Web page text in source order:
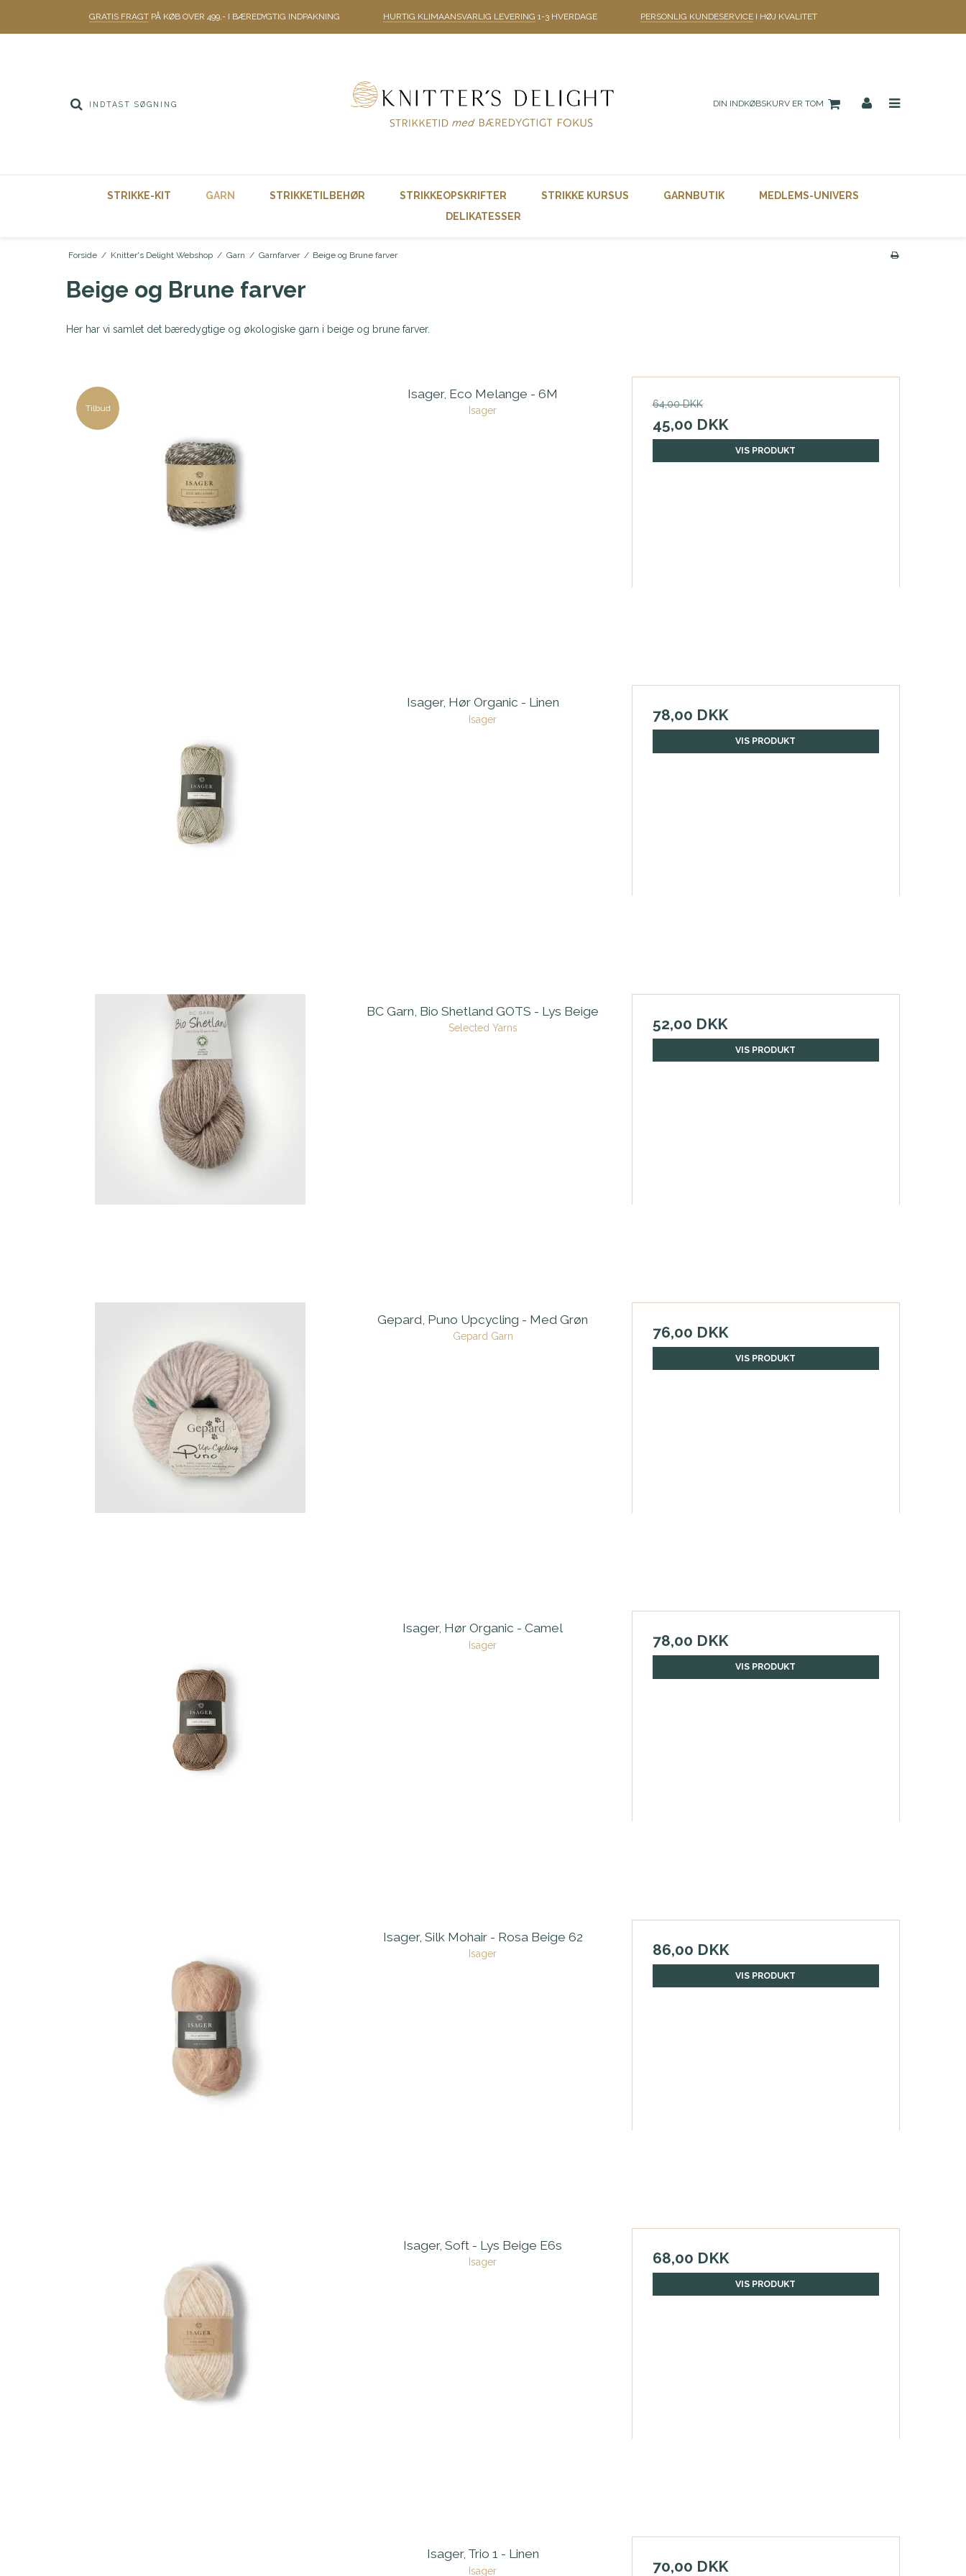
GRATIS FRAGTPÅ KØB OVER 499,- I BÆREDYGTIG INDPAKNING HURTIG KLIMAANSVARLIG LEVERING 1-3 HVERDAGE PERSONLIG KUNDESERVICEI HØJ KVALITET
DIN INDKØBSKURV ER TOM
STRIKKE-KIT GARN STRIKKETILBEHØR STRIKKEOPSKRIFTER STRIKKE KURSUS GARNBUTIK
MEDLEMS-UNIVERS
DELIKATESSER
Forside / Knitter's Delight Webshop / Garn / Garnfarver / Beige og Brune farver
Beige og Brune farver
Her har vi samlet det bæredygtige og økologiske garn i beige og brune farver.
Tilbud
Isager, Eco Melange - 6M
Isager
64,00 DKK
45,00 DKK
VIS PRODUKT
Isager, Hør Organic - Linen
Isager 78,00 DKK
VIS PRODUKT
BC Garn, Bio Shetland GOTS - Lys Beige
Selected Yarns 52,00 DKK
VIS PRODUKT
Gepard, Puno Upcycling - Med Grøn
Gepard Garn 76,00 DKK
VIS PRODUKT
Isager, Hør Organic - Camel
Isager 78,00 DKK
VIS PRODUKT
Isager, Silk Mohair - Rosa Beige 62
Isager 86,00 DKK
VIS PRODUKT
Isager, Soft - Lys Beige E6s
Isager 68,00 DKK
VIS PRODUKT
Isager, Trio 1 - Linen
Isager 70,00 DKK